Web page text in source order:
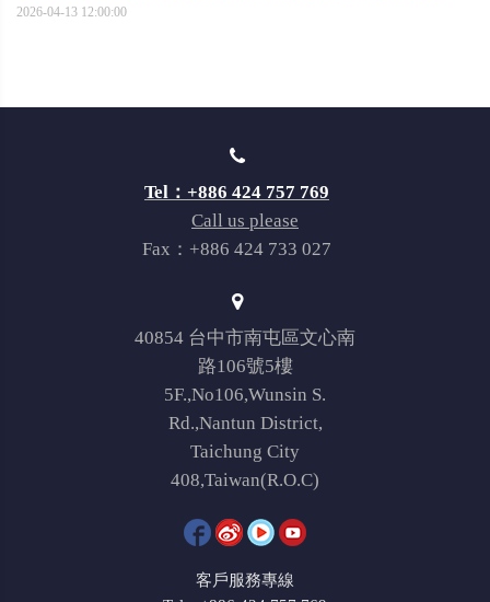
2026-04-13 12:00:00
Tel：+886 424 757 769
Call us please
Fax：+886 424 733 027
40854 台中市南屯區文心南
路106號5樓
5F.,No106,Wunsin S.
Rd.,Nantun District,
Taichung City
408,Taiwan(R.O.C)
客戶服務專線